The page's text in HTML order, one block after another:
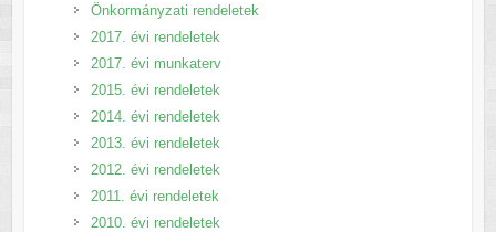
Önkormányzati rendeletek
2017. évi rendeletek
2017. évi munkaterv
2015. évi rendeletek
2014. évi rendeletek
2013. évi rendeletek
2012. évi rendeletek
2011. évi rendeletek
2010. évi rendeletek